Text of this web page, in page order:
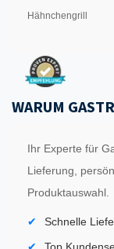
Hähnchengrill
WARUM
Ihr Experte für
Lieferung,
Produktauswahl.
Schnelle